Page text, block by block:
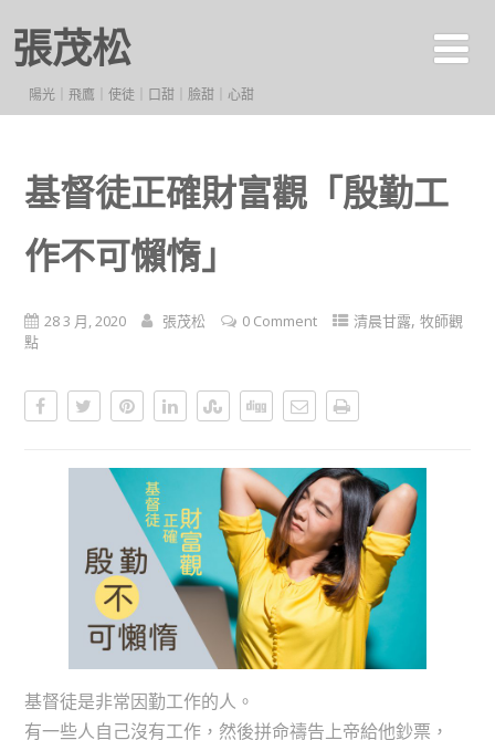
張茂松
陽光｜飛鷹｜使徒｜口甜｜臉甜｜心甜
基督徒正確財富觀「殷勤工
作不可懶惰」
28 3 月, 2020 張茂松 0 Comment 清晨甘露, 牧師觀
點
基督徒是非常因勤工作的人。
有一些人自己沒有工作，然後拼命禱告上帝給他鈔票，